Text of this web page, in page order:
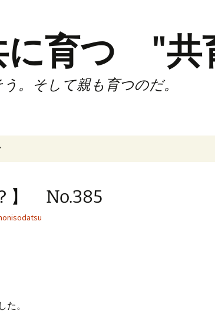
に育つ "共
。そして親も育つのだ。
グ(楽天日誌)
】 No.385
。